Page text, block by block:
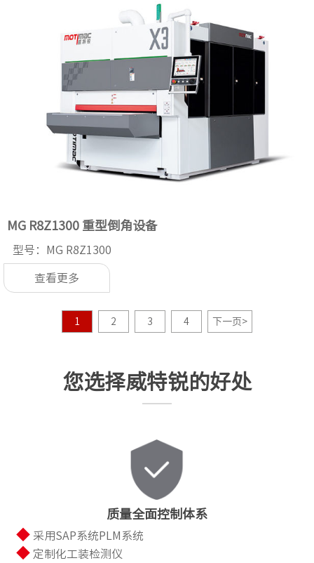
MG R8Z1300 重型倒角设备
型号：MG R8Z1300
查看更多
1 2 3 4 下一页 >
您选择威特锐的好处
质量全面控制体系
◆ 采用SAP系统PLM系统
◆ 定制化工装检测仪